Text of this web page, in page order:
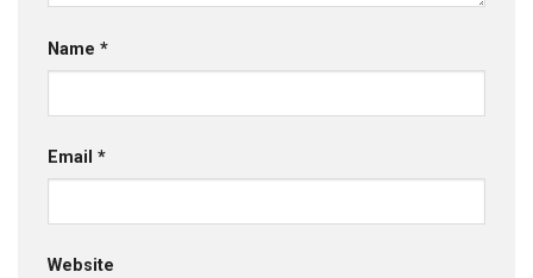
Name *
Email *
Website